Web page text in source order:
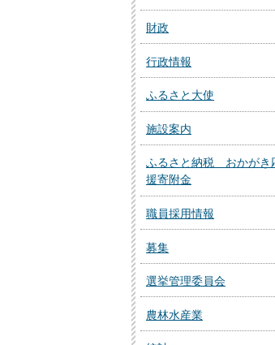
財政
行政情報
ふるさと大使
施設案内
ふるさと納税 おかがき
援寄附金
職員採用情報
募集
選挙管理委員会
農林水産業